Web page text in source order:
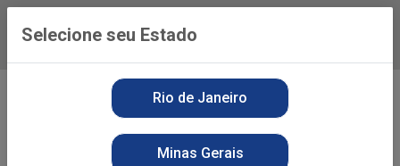
Baixe já o APP da Playvender
Selecione seu Estado
Rio de Janeiro
Minas Gerais